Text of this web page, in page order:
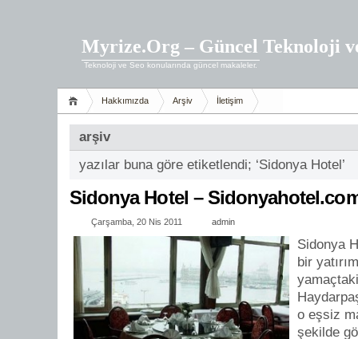
Myrize.Org – Güncel Teknoloji
Teknoloji ve Seo konularında güncel makaleler.
Hakkımızda Arşiv İletişim
arşiv
yazılar buna göre etiketlendi; ‘Sidonya Hotel’
Sidonya Hotel –
Çarşamba, 20 Nis 2011 admin
Sidonya
bir
o eşsiz
şekilde